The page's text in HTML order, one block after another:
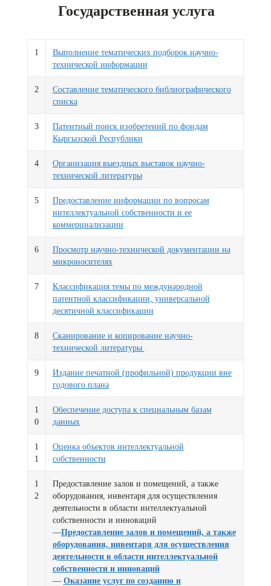
Государственная услуга
1
Выполнение тематических подборок научно-
технической информации
2
Составление тематического библиографического
списка
3
Патентный поиск изобретений по фондам
Кыргызской Республики
4
Организация выездных выставок научно-
технической литературы
5
Предоставление информации по вопросам
интеллектуальной собственности и ее
коммерциализации
6
Просмотр научно-технической документации на
микроносителях
7
Классификация темы по международной
патентной классификации, универсальной
десятичной классификации
8
Сканирование и копирование научно-
технической литературы
9
Издание печатной (профильной) продукции вне
годового плана
1
0
Обеспечение доступа к специальным базам
данных
1
1
Оценка объектов интеллектуальной
собственности
1
2
Предоставление залов и помещений, а также
оборудования, инвентаря для осуществления
деятельности в области интеллектуальной
собственности и инноваций
—Предоставление залов и помещений, а также
оборудования, инвентаря для осуществления
деятельности в области интеллектуальной
собственности и инноваций
— Оказание услуг по созданию и